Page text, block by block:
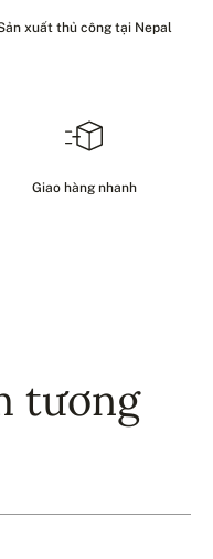
xuất thủ công tại Nepal
Giao hàng nhanh
tương